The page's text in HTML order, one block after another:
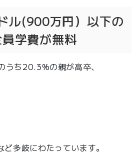
ル(900万円）以下の
学費が無料
ち20.3%の親が高卒、
多岐にわたっています。